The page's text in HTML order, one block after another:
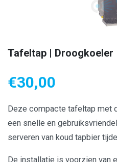
Tafeltap | Droogkoeler
€30,00
Deze compacte tafeltap met
een snelle en
serveren van koud tapbier
De installatie is voorzien van